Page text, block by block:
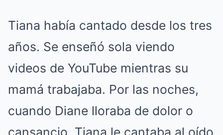
Tiana había cantado desde los tres
años. Se enseñó sola viendo
videos de YouTube mientras su
mamá trabajaba. Por las noches,
cuando Diane lloraba de dolor o
cansancio, Tiana le cantaba al oído